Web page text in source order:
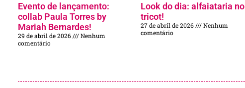
Evento de lançamento:
collab Paula Torres by
Mariah Bernardes!
29 de abril de 2026
Nenhum
comentário
Look do dia: alfaiataria no
tricot!
27 de abril de 2026
Nenhum
comentário